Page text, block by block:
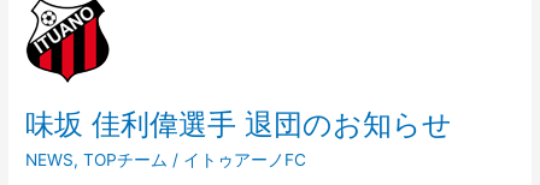
味坂 佳利偉選手 退団のお知らせ
NEWS,TOPチーム / イトゥアーノFC
坂
佳
利
選
退